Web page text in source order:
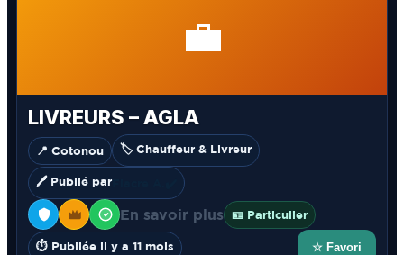
💼
LIVREURS – AGLA
📍 Cotonou 🏷️ Chauffeur & Livreur
🖊️ Publié par
En savoir plus 🪪 Particulier
⏱️ Publiée il y a 11 mois ☆ Favori